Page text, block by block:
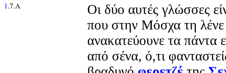
1.7.Α
Οι δύο αυτές γλώσσες
που στην Μόσχα τη
ανακατεύουνε τα πάντα
από σένα, ό,τι